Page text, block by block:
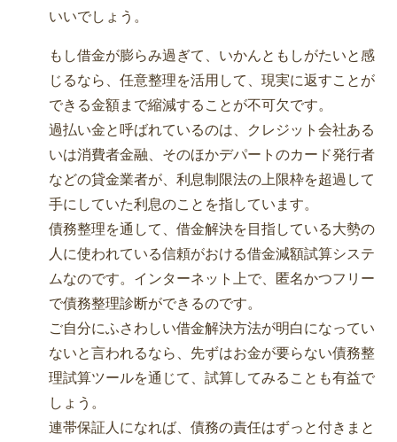
いいでしょう。
もし借金が膨らみ過ぎて、いかんともしがたいと感
じるなら、任意整理を活用して、現実に返すことが
できる金額まで縮減することが不可欠です。
過払い金と呼ばれているのは、クレジット会社ある
いは消費者金融、そのほかデパートのカード発行者
などの貸金業者が、利息制限法の上限枠を超過して
手にしていた利息のことを指しています。
債務整理を通して、借金解決を目指している大勢の
人に使われている信頼がおける借金減額試算システ
ムなのです。インターネット上で、匿名かつフリー
で債務整理診断ができるのです。
ご自分にふさわしい借金解決方法が明白になってい
ないと言われるなら、先ずはお金が要らない債務整
理試算ツールを通じて、試算してみることも有益で
しょう。
連帯保証人になれば、債務の責任はずっと付きまと